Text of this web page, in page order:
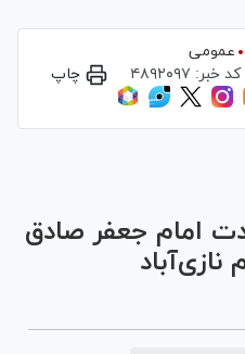
عمومی
کد خبر: ۴۸۹۲۰۹۷ چاپ
Videoامام جعفر صادق
نازی‌آباد